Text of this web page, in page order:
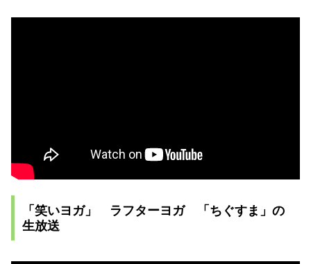
「笑いヨガ」 ラフターヨガ 「ちぐすま」の
生放送